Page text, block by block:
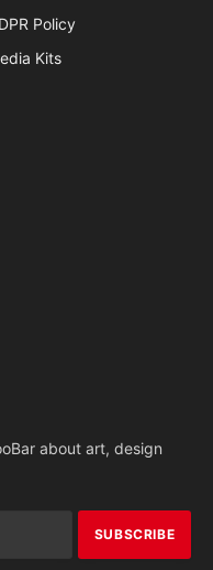
Policy
Kits
about art, design